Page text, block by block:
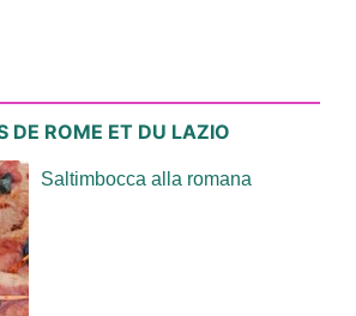
DE ROME ET DU LAZIO
Saltimbocca alla romana